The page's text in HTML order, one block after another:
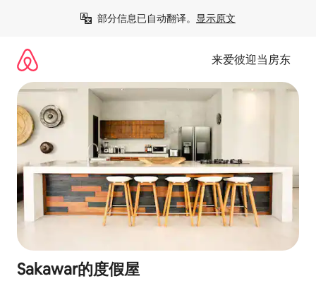
部分信息已自动翻译。 显示原文
来爱彼迎当房东
Sakawar的度假屋